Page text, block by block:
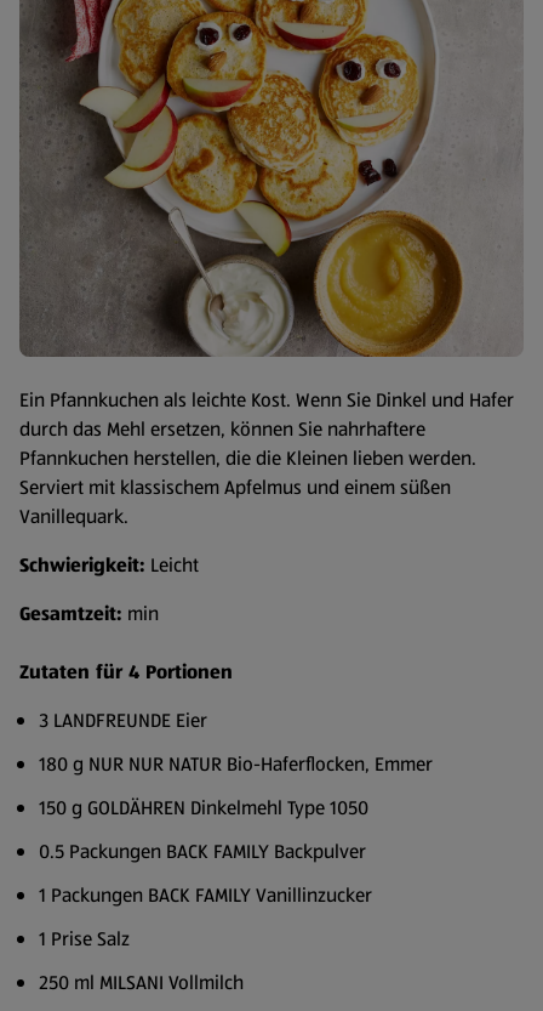
Ein Pfannkuchen als leichte Kost. Wenn Sie Dinkel und Hafer
durch das Mehl ersetzen, können Sie nahrhaftere
Pfannkuchen herstellen, die die Kleinen lieben werden.
Serviert mit klassischem Apfelmus und einem süßen
Vanillequark.
Schwierigkeit: Leicht
Gesamtzeit: min
Zutaten für 4 Portionen
3 LANDFREUNDE Eier
180 g NUR NUR NATUR Bio-Haferflocken, Emmer
150 g GOLDÄHREN Dinkelmehl Type 1050
0.5 Packungen BACK FAMILY Backpulver
1 Packungen BACK FAMILY Vanillinzucker
1 Prise Salz
250 ml MILSANI Vollmilch